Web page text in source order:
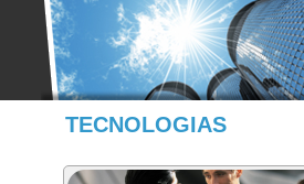
TECNOLOGIAS